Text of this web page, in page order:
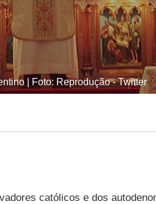
| Foto: Reprodução - Twitter
católicos e dos